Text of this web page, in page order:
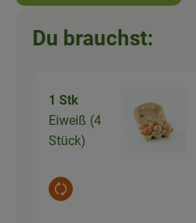
Du brauchst:
1 Stk
Eiweiß (4
Stück)
Auswahl ändern